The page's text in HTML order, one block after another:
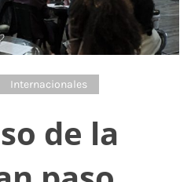
Internacionales
de la